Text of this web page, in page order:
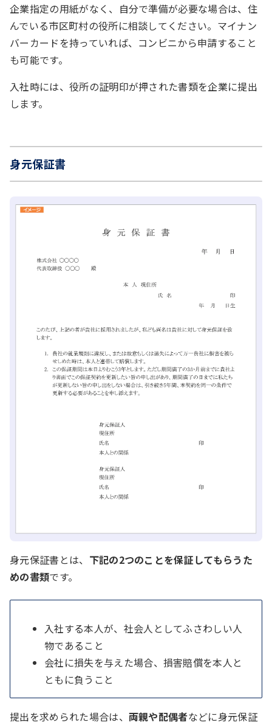
企業指定の用紙がなく、自分で準備が必要な場合は、住
んでいる市区町村の役所に相談してください。マイナン
バーカードを持っていれば、コンビニから申請すること
も可能です。
入社時には、役所の証明印が押された書類を企業に提出
します。
身元保証書
身元保証書とは、 下記の2つのことを保証してもらうた
めの書類です。
入社する本人が、社会人としてふさわしい人
物であること
会社に損失を与えた場合、損害賠償を本人と
ともに負うこと
提出を求められた場合は、 両親や配偶者などに身元保証